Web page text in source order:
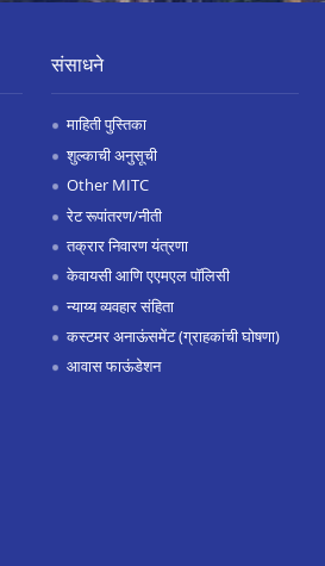
संसाधने
माहिती पुस्तिका
शुल्काची अनुसूची
Other MITC
रेट रूपांतरण/नीती
तक्रार निवारण यंत्रणा
केवायसी आणि एएमएल पॉलिसी
न्याय्य व्यवहार संहिता
कस्टमर अनाऊंसमेंट (ग्राहकांची घोषणा)
आवास फाऊंडेशन